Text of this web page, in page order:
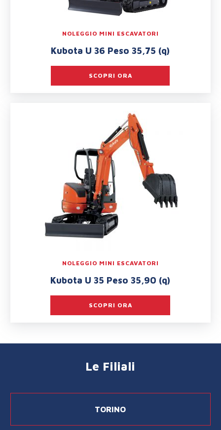
NOLEGGIO MINI ESCAVATORI
Kubota U 36 Peso 35,75 (q)
SCOPRI ORA
NOLEGGIO MINI ESCAVATORI
Kubota U 35 Peso 35,90 (q)
SCOPRI ORA
Le Filiali
TORINO